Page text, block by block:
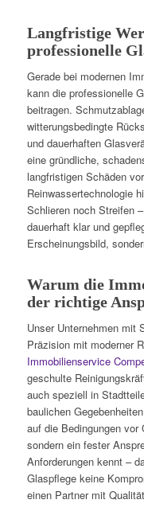
Langfristige
professionelle
Gerade bei modernen
kann die professionelle
beitragen.
witterungsbedingte
und dauerhaften
eine gründliche,
langfristigen Schäden
Reinwassertechnologie
Schlieren noch Streifen
dauerhaft klar und
Erscheinungsbild,
Warum die
der richtige
Unser Unternehmen mit
Präzision mit moderner
Immobilienservice
geschulte
auch speziell in
baulichen
auf die Bedingungen
sondern ein fester
Anforderungen kennt –
Glaspflege keine
einen Partner mit